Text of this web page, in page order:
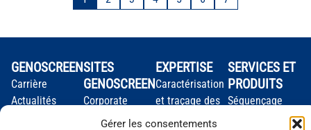
Gérer les consentements
GENOSCREEN
Carrière
Actualités
SITES
GENOSCREEN
Corporate
Services et
EXPERTISE
Caractérisation
et traçage des
microorganismes
SERVICES ET
PRODUITS
Séquençage